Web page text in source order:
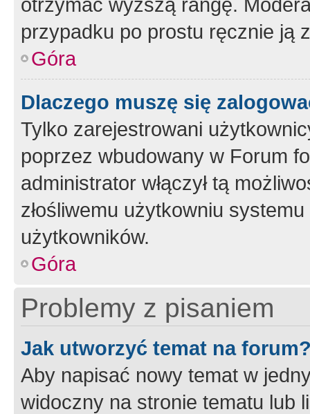
przypadku po prostu ręcznie ją
Góra
Dlaczego muszę się
Tylko zarejestrowani
poprzez wbudowany w Forum
administrator włączył tą
złośliwemu użytkowniu
użytkowników.
Góra
Problemy z pisaniem
Jak utworzyć temat na
Aby napisać nowy temat w
widoczny na stronie tematu lub